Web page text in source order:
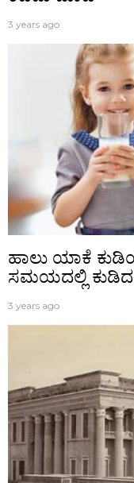
3 years ago
ಹಾಲು ಯಾಕೆ
ಸಮಯದಲ್ಲಿ
3 years ago